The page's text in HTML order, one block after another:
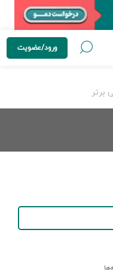
ورود/عضویت
برتر